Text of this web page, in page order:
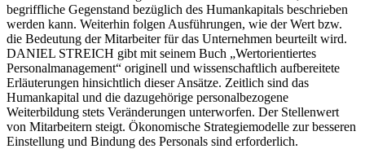
begriffliche Gegenstand bezüglich des Humankapitals beschrieben
werden kann. Weiterhin folgen Ausführungen, wie der Wert bzw.
die Bedeutung der Mitarbeiter für das Unternehmen beurteilt wird.
DANIEL STREICH gibt mit seinem Buch „Wertorientiertes
Personalmanagement“ originell und wissenschaftlich aufbereitete
Erläuterungen hinsichtlich dieser Ansätze. Zeitlich sind das
Humankapital und die dazugehörige personalbezogene
Weiterbildung stets Veränderungen unterworfen. Der Stellenwert
von Mitarbeitern steigt. Ökonomische Strategiemodelle zur besseren
Einstellung und Bindung des Personals sind erforderlich.